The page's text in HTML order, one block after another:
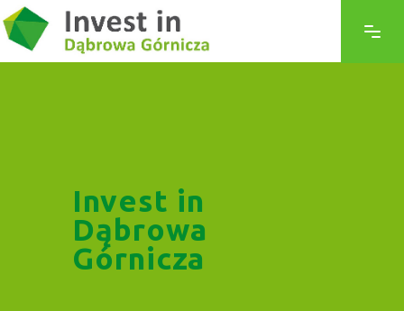
Invest in
Dąbrowa
Górnicza